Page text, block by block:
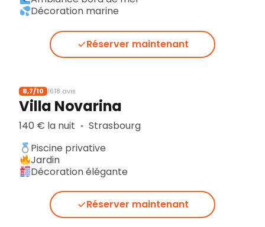
Décoration marine
Réserver maintenant
8,7/10 1618 avis
Villa Novarina
140 € la nuit ▪︎ Strasbourg
Piscine privative
Jardin
Décoration élégante
Réserver maintenant